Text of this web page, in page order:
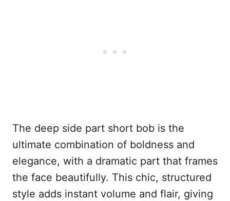
The deep side part short bob is the
ultimate combination of boldness and
elegance, with a dramatic part that frames
the face beautifully. This chic, structured
style adds instant volume and flair, giving